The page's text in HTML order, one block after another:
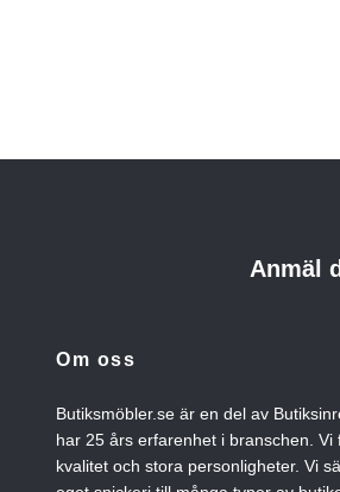
Anmäl
Om oss
Butiksmöbler.se är en del av
har 25 års erfarenhet i branschen. Vi
kvalitet och stora personligheter. Vi